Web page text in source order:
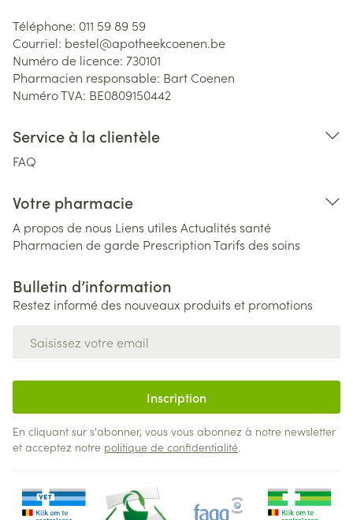
Téléphone: 011 59 89 59
Courriel: bestel@apotheekcoenen.be
Numéro de licence: 730101
Pharmacien responsable: Bart Coenen
Numéro TVA: BE0809150442
Service à la clientèle
FAQ
Votre pharmacie
A propos de nous Liens utiles Actualités santé
Pharmacien de garde PrescriptionTarifs des soins
Bulletin d’information
Restez informé des nouveaux produits et promotions
Inscription
En cliquant sur s'abonner, vous vous abonnez à notre newsletter
et acceptez notre politique de confidentialité.